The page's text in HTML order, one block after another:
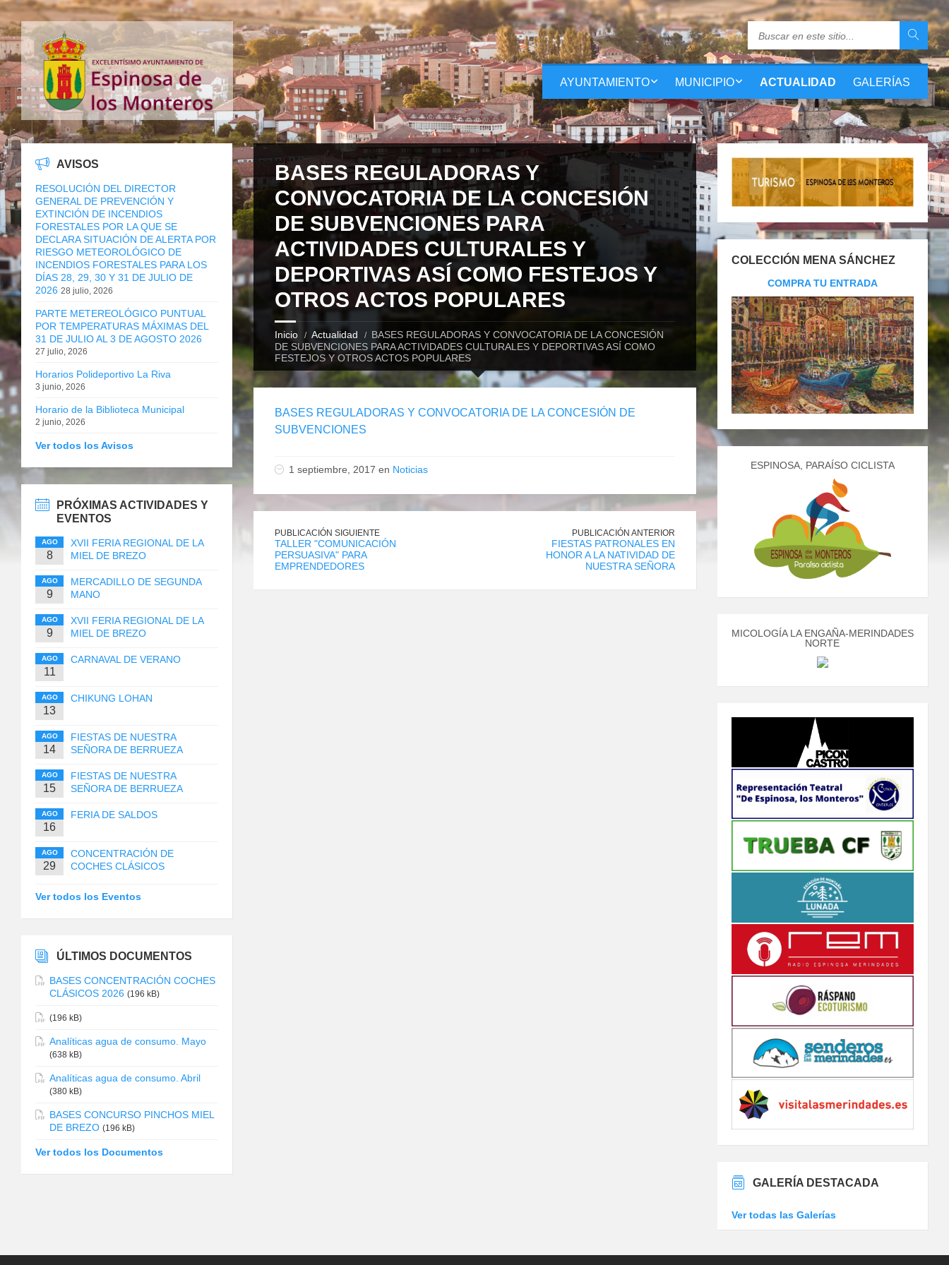
AYUNTAMIENTO MUNICIPIO ACTUALIDAD GALERÍAS
BASES REGULADORAS Y
CONVOCATORIA DE LA CONCESIÓN
DE SUBVENCIONES PARA
ACTIVIDADES CULTURALES Y
DEPORTIVAS ASÍ COMO FESTEJOS Y
OTROS ACTOS POPULARES
Inicio Actualidad
BASES REGULADORAS Y CONVOCATORIA DE LA CONCESIÓN
DE SUBVENCIONES PARA ACTIVIDADES CULTURALES Y DEPORTIVAS ASÍ COMO
FESTEJOS Y OTROS ACTOS POPULARES
BASES REGULADORAS Y CONVOCATORIA DE LA CONCESIÓN DE
SUBVENCIONES
1 septiembre, 2017 en Noticias
PUBLICACIÓN SIGUIENTE
TALLER "COMUNICACIÓN
PERSUASIVA" PARA
EMPRENDEDORES
PUBLICACIÓN ANTERIOR
FIESTAS PATRONALES EN
HONOR A LA NATIVIDAD DE
NUESTRA SEÑORA
AVISOS
RESOLUCIÓN DEL DIRECTOR
GENERAL DE PREVENCIÓN Y
EXTINCIÓN DE INCENDIOS
FORESTALES POR LA QUE SE
DECLARA SITUACIÓN DE ALERTA POR
RIESGO METEOROLÓGICO DE
INCENDIOS FORESTALES PARA LOS
DÍAS 28, 29, 30 Y 31 DE JULIO DE
2026 28 julio, 2026
PARTE METEREOLÓGICO PUNTUAL
POR TEMPERATURAS MÁXIMAS DEL
31 DE JULIO AL 3 DE AGOSTO 2026
27 julio, 2026
Horarios Polideportivo La Riva
3 junio, 2026
Horario de la Biblioteca Municipal
2 junio, 2026
Ver todos los Avisos
PRÓXIMAS ACTIVIDADES Y
EVENTOS
AGO
8
XVII FERIA REGIONAL DE LA
MIEL DE BREZO
AGO
9
MERCADILLO DE SEGUNDA
MANO
AGO
9
XVII FERIA REGIONAL DE LA
MIEL DE BREZO
AGO
11
CARNAVAL DE VERANO
AGO
13
CHIKUNG LOHAN
AGO
14
FIESTAS DE NUESTRA
SEÑORA DE BERRUEZA
AGO
15
FIESTAS DE NUESTRA
SEÑORA DE BERRUEZA
AGO
16
FERIA DE SALDOS
AGO
29
CONCENTRACIÓN DE
COCHES CLÁSICOS
Ver todos los Eventos
ÚLTIMOS DOCUMENTOS
BASES CONCENTRACIÓN COCHES
CLÁSICOS 2026 (196 kB)
(196 kB)
Analíticas agua de consumo. Mayo
(638 kB)
Analíticas agua de consumo. Abril
(380 kB)
BASES CONCURSO PINCHOS MIEL
DE BREZO (196 kB)
Ver todos los Documentos
COLECCIÓN MENA SÁNCHEZ
COMPRA TU ENTRADA
ESPINOSA, PARAÍSO CICLISTA
MICOLOGÍA LA ENGAÑA-MERINDADES
NORTE
GALERÍA DESTACADA
Ver todas las Galerías